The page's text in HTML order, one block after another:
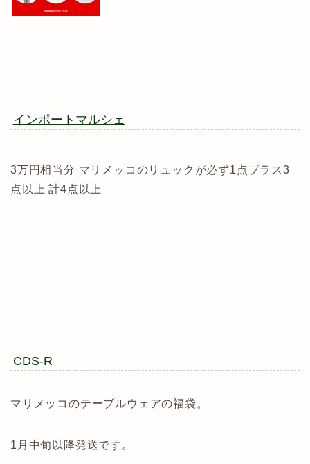
インポートマルシェ
3万円相当分 マリメッコのリュックが必ず1点プラス3
点以上 計4点以上
CDS-R
マリメッコのテーブルウェアの福袋。
1月中旬以降発送です。